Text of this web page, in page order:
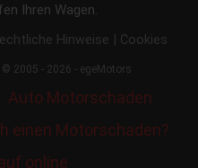
Ihren Wagen.
Hinweise | Cookies
© 2005 - 2026 - egeMotors
Auto Motorschaden
einen Motorschaden?
online